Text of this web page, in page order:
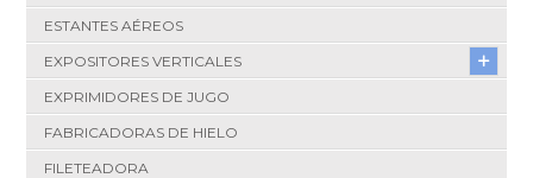
ESTANTES AÉREOS
EXPOSITORES VERTICALES
EXPRIMIDORES DE JUGO
FABRICADORAS DE HIELO
FILETEADORA